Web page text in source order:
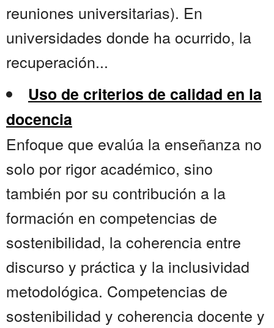
reuniones universitarias). En
universidades donde ha ocurrido, la
recuperación...
Uso de criterios de calidad en la
docencia
Enfoque que evalúa la enseñanza no
solo por rigor académico, sino
también por su contribución a la
formación en competencias de
sostenibilidad, la coherencia entre
discurso y práctica y la inclusividad
metodológica. Competencias de
sostenibilidad y coherencia docente y